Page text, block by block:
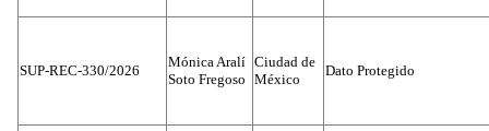
SUP-REC-330/2026
Mónica Aralí
Soto Fregoso
Ciudad de
México
Dato Protegido